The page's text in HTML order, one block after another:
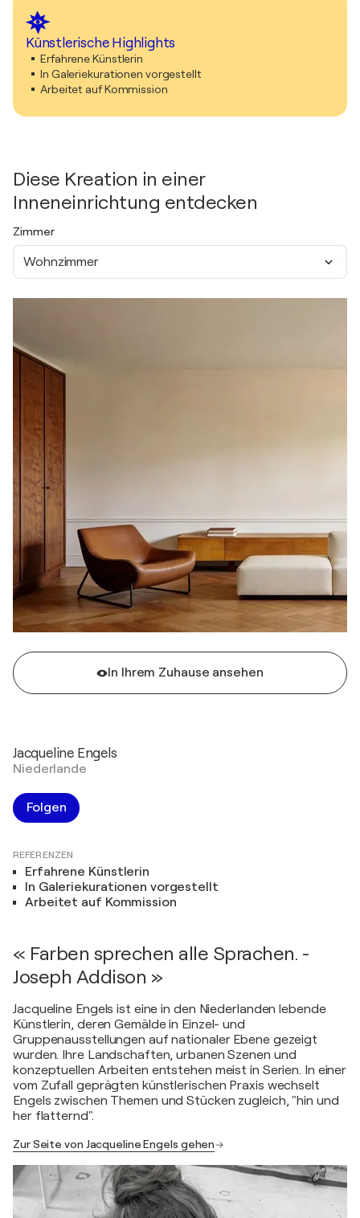
Künstlerische Highlights
Erfahrene Künstlerin
In Galeriekurationen vorgestellt
Arbeitet auf Kommission
Diese Kreation in einer
Inneneinrichtung entdecken
Zimmer
Wohnzimmer
In Ihrem Zuhause ansehen
Jacqueline Engels
Niederlande
Folgen
REFERENZEN
Erfahrene Künstlerin
In Galeriekurationen vorgestellt
Arbeitet auf Kommission
« Farben sprechen alle Sprachen. -
Joseph Addison »
Jacqueline Engels ist eine in den Niederlanden lebende
Künstlerin, deren Gemälde in Einzel- und
Gruppenausstellungen auf nationaler Ebene gezeigt
wurden. Ihre Landschaften, urbanen Szenen und
konzeptuellen Arbeiten entstehen meist in Serien. In einer
vom Zufall geprägten künstlerischen Praxis wechselt
Engels zwischen Themen und Stücken zugleich, "hin und
her flatternd".
Zur Seite von Jacqueline Engels gehen